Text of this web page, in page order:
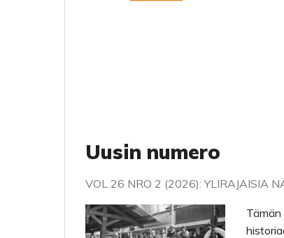
Uusin numero
VOL 26 NRO 2 (2026): YLIRAJAISIA